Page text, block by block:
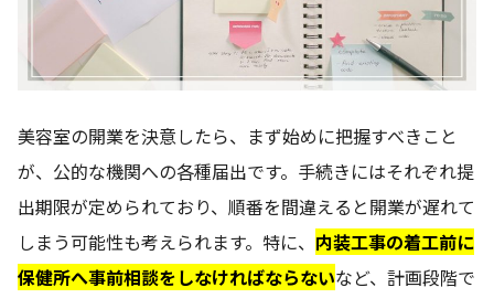
美容室の開業を決意したら、まず始めに把握すべきこと
が、公的な機関への各種届出です。手続きにはそれぞれ提
出期限が定められており、順番を間違えると開業が遅れて
しまう可能性も考えられます。特に、 内装工事の着工前に
保健所へ事前相談をしなければならないなど、計画段階で